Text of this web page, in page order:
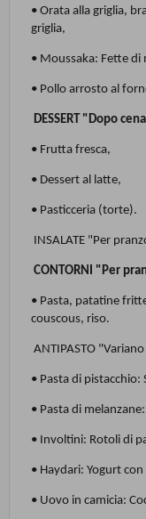
• Orata alla griglia,
griglia,
• Moussaka: Fette di
• Pollo arrosto al
DESSERT "Dopo
• Frutta fresca,
• Dessert al latte,
• Pasticceria (torte).
INSALATE "Per
CONTORNI "Per
• Pasta, patatine
couscous, riso.
ANTIPASTO
• Pasta di pistacchio:
• Pasta di
• Involtini: Rotoli di
• Haydari: Yogurt
• Uovo in camicia: